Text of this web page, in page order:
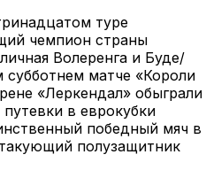
туре
чемпион страны
Волеренга и Буде/
матче «Короли
«Леркендал» обыграли
в еврокубки
победный мяч в
полузащитник